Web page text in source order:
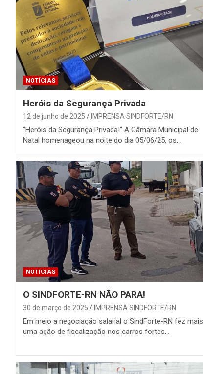
NOTÍCIAS
Heróis da Segurança Privada
12 de junho de 2025 IMPRENSA SINDFORTE/RN
“Heróis da Segurança Privada!” A Câmara Municipal de
Natal homenageou na noite do dia 05/06/25, os…
NOTÍCIAS
O SINDFORTE-RN NÃO PARA!
30 de março de 2025 IMPRENSA SINDFORTE/RN
Em meio a negociação salarial o SindForte-RN fez mais
uma ação de fiscalização nos carros fortes…